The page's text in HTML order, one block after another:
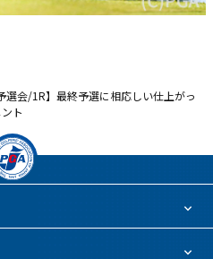
選会/1R】最終予選に相応しい仕上がっ
ト